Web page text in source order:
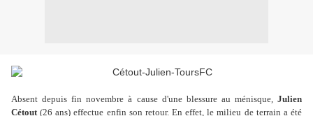
Absent depuis fin novembre à cause d'une blessure au ménisque, Julien
Cétout(26 ans) effectue enfin son retour. En effet, le milieu de terrain a été